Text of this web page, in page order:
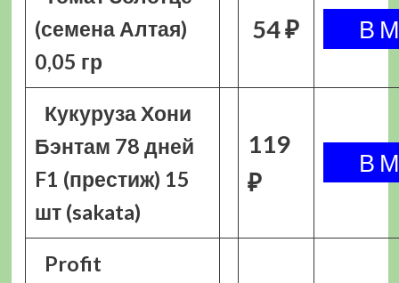
(семена Алтая)
0,05 гр
54 ₽
Кукуруза Хони
Бэнтам 78 дней
F1 (престиж) 15
шт (sakata)
119
₽
Profit